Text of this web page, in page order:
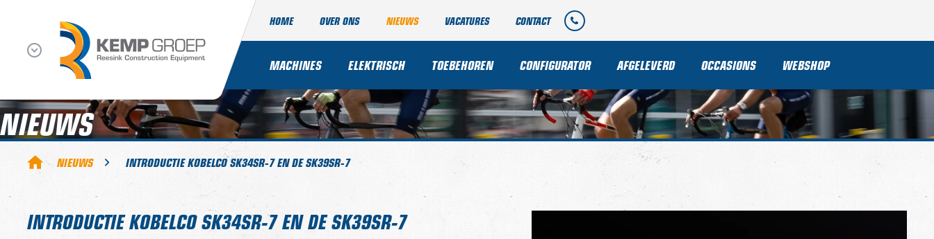
HOME OVER ONS NIEUWS VACATURES CONTACT
MACHINES ELEKTRISCH TOEBEHOREN CONFIGURATOR AFGELEVERD OCCASIONS WEBSHOP
NIEUWS
NIEUWS INTRODUCTIE KOBELCO SK34SR-7 EN DE SK39SR-7
INTRODUCTIE KOBELCO SK34SR-7 EN DE SK39SR-7